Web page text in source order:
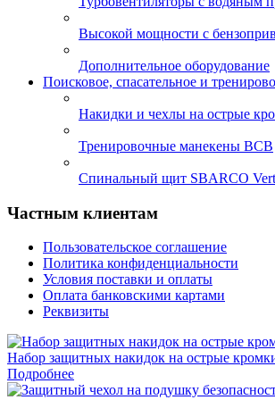
Высокой мощности с
Дополнительное оборудование
Поисковое, спасательное и
Накидки и чехлы на острые
Тренировочные манекены ВСВ
Спинальный щит SBARCO
Частным клиентам
Пользовательское соглашение
Политика конфиденциальности
Условия поставки и оплаты
Оплата банковскими картами
Реквизиты
Набор защитных накидок на острые
Подробнее